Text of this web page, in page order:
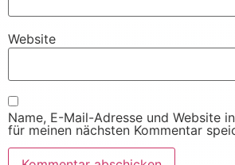
Website
Name, E-Mail-Adresse und Website
für meinen nächsten Kommentar